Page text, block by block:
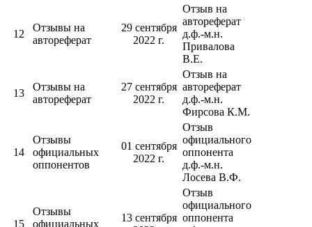
12
Отзывы на
автореферат
29 сентября
2022 г.
Отзыв на
автореферат
д.ф.-м.н.
Привалова
В.Е.
13
Отзывы на
автореферат
27 сентября
2022 г.
Отзыв на
автореферат
д.ф.-м.н.
Фирсова К.М.
14
Отзывы
официальных
оппонентов
01 сентября
2022 г.
Отзыв
официального
оппонента
д.ф.-м.н.
Лосева В.Ф.
15
Отзывы
официальных
13 сентября
Отзыв
официального
оппонента